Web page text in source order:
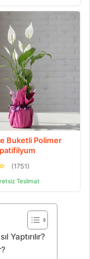
Buketli Polimer
(1751)
Teslimat
Yaptırılır?